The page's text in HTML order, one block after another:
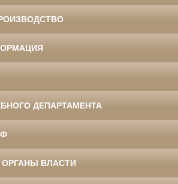
ДЕПАРТАМЕНТА
ВЛАСТИ